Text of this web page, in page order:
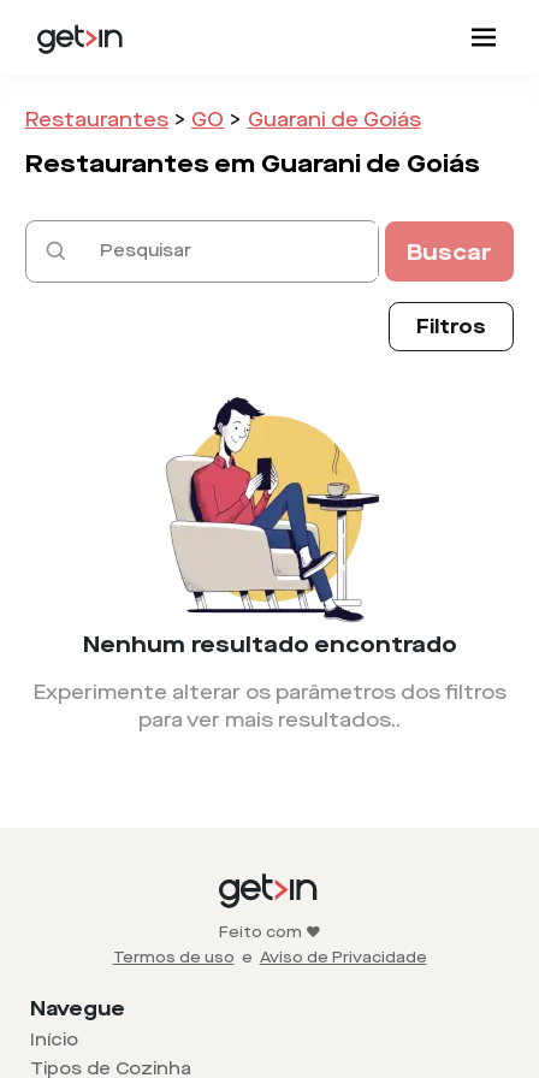
Restaurantes > GO > Guarani de Goiás
Restaurantes em Guarani de Goiás
Buscar
Filtros
Nenhum resultado encontrado
Experimente alterar os parâmetros dos filtros
para ver mais resultados..
Feito com ❤️
Termos de uso e Aviso de Privacidade
Navegue
Início
Tipos de Cozinha